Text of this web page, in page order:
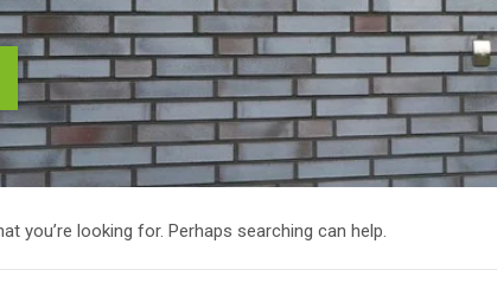
you’re looking for. Perhaps searching can help.